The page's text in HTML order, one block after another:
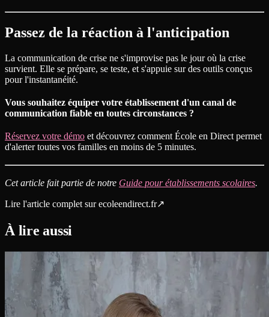
Passez de la réaction à l'anticipation
La communication de crise ne s'improvise pas le jour où la crise
survient. Elle se prépare, se teste, et s'appuie sur des outils conçus
pour l'instantanéité.
Vous souhaitez équiper votre établissement d'un canal de
communication fiable en toutes circonstances ?
Réservez votre démo et découvrez comment École en Direct permet
d'alerter toutes vos familles en moins de 5 minutes.
Cet article fait partie de notre Guide pour établissements scolaires.
Lire l'article complet sur ecoleendirect.fr↗
À lire aussi